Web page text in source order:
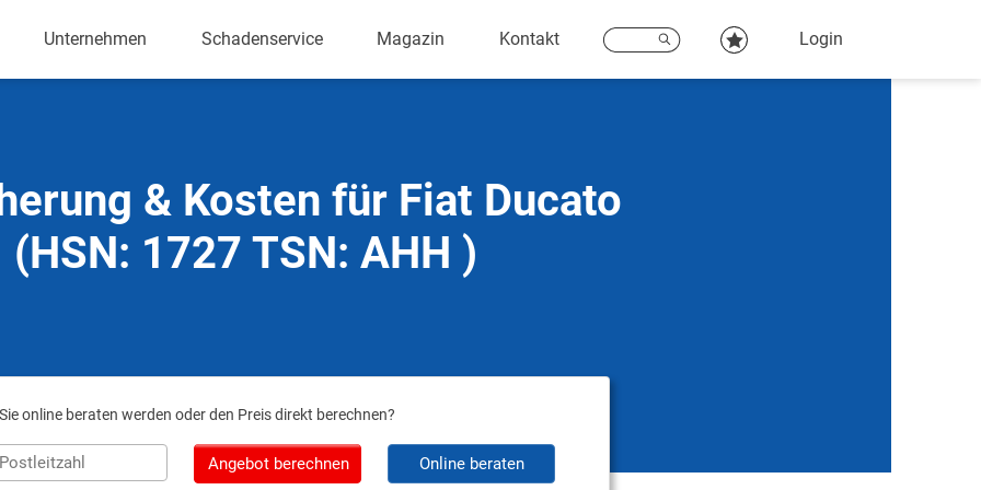
Unternehmen Schadenservice Magazin Kontakt Login
& Kosten für Fiat Ducato
(HSN: 1727 TSN: AHH )
online beraten werden oder den Preis direkt berechnen?
Angebot berechnen Online beraten